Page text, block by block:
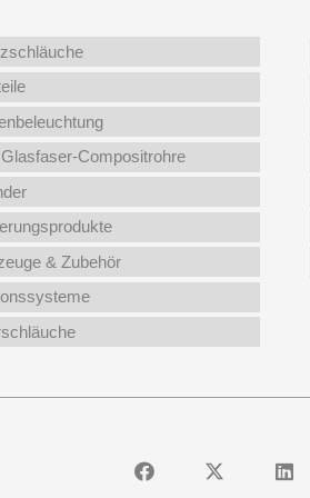
Compositrohre
& Zubehör